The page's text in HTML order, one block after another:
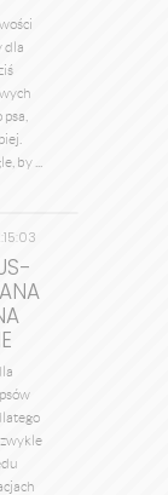
dla
by ...
zwykle